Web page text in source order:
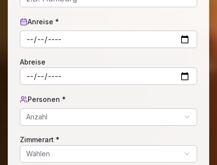
Anreise *
Abreise
Personen *
Anzahl
Zimmerart *
Wählen